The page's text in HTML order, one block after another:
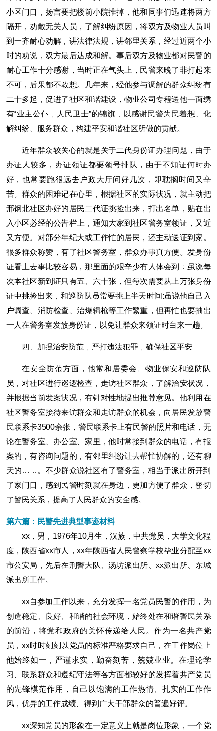
小区门口，扬言要把楼前小院推掉，他和同事们迅速将两方
隔开，劝散无关人员，了解纠纷原因，将双方及物业人员叫
到一齐耐心劝解，讲法律法规，讲邻里关系，经过近两个小
时的劝说，双方最后达成和解。事后双方及物业都对民警的
耐心工作十分感谢，当时正在气头上，民警来晚了非打起来
不可，后果都不敢想。几年来，经他参与调解的群众纠纷有
二十多起，促进了社区和谐建设，物业公司专程送他一面绣
有“业主公仆，人民卫士”的锦旗，以感谢民警为民着想、化
解纠纷、服务群众，构建平安和谐社区所做的贡献。
近年群众较关心的就是关于二代身份证办理问题，由于
办证人较多，办证领证都要领号排队，由于不知证何时办
好，也常要跑很远去户政大厅问好几次，即耽搁时间又辛
苦。群众的困难记在心里，根据社区的实际状况，就主动把
邢钢北社区办好的居民二代证挑捡出来，打出名单，贴在出
入小区必经的公告栏上，通知大家到社区警务室领证，又近
又方便。对部分年纪大或工作忙的居民，还主动送证到家。
很多群众称赞，有了社区警务室，群众办事真方便。发身份
证看上去事比较容易，那里面的艰辛少有人体会到：虽说每
次本社区新到证只有五、六十张，但每次需要从上万张身份
证中挑捡出来，和巡防队员常要挑上半天时间;虽说他自己入
户调查、消防检查、治爆辑枪等工作繁重，但再忙也要抽出
一人在警务室发放身份证，以免让群众来领证时白来一趟。
四、加强治安防范，严打违法犯罪，确保社区平安
在安全防范方面，他常和居委会、物业保安和巡防队
员，对社区进行巡逻检查，走访社区群众，了解治安状况，
并根据当前发案状况，有针对性地提出推荐意见。他利用在
社区警务室接待来访群众和走访群众的机会，向居民发放警
民联系卡3500余张，警民联系卡上有民警的照片和电话，无
论在警务室、办公室、家里，他时常接到群众的电话，有报
案的，有咨询问题的，有邻里纠纷让去帮忙协解的，还有聊
天的……。不少群众说社区有了警务室，相当于派出所开到
了家门口，感到民警时刻就在身边，更加方便了群众，密切
了警民关系，提高了人民群众的安全感。
第六篇：民警先进典型事迹材料
xx，男，1976年10月生，汉族，中共党员，大学文化程
度，陕西省xx市人，xx年陕西省人民警察学校毕业分配至xx
市公安局，先后在刑警大队、汤坊派出所、xx派出所、东城
派出所工作。
xx自参加工作以来，充分发挥一名党员民警的作用，为
创造稳定、良好、和谐的社会环境，始终处在和谐警民关系
的前沿，将党和政府的关怀传递给人民。作为一名共产党
员，xx时时刻刻以党员的标准严格要求自己，在工作岗位上
他始终如一，严谨求实，勤奋刻苦，兢兢业业。在理论学
习、联系群众和遵纪守法等各方面都较好的发挥着共产党员
的先锋模范作用，自己以饱满的工作热情、扎实的工作作
风，优异的工作成绩、得到广大干部群众的普遍好评。
xx深知党员的形象在一定意义上就是岗位形象，一个党